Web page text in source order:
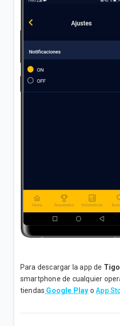
Para descargar la app de
smartphone de cualquier
tiendas Google Play oApp